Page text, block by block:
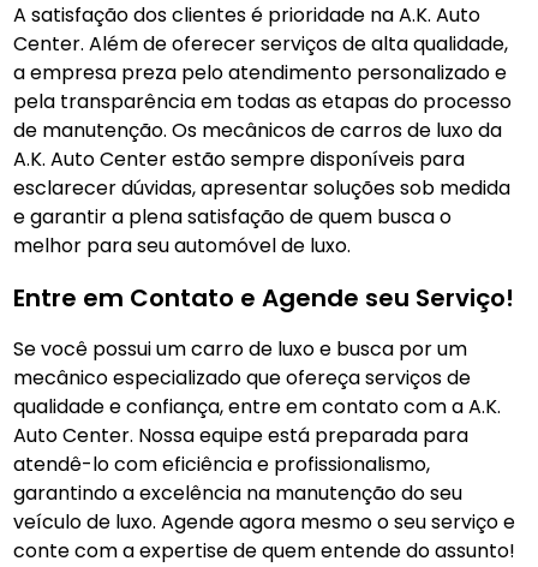
A satisfação dos clientes é prioridade na A.K. Auto
Center. Além de oferecer serviços de alta qualidade,
a empresa preza pelo atendimento personalizado e
pela transparência em todas as etapas do processo
de manutenção. Os mecânicos de carros de luxo da
A.K. Auto Center estão sempre disponíveis para
esclarecer dúvidas, apresentar soluções sob medida
e garantir a plena satisfação de quem busca o
melhor para seu automóvel de luxo.
Entre em Contato e Agende seu Serviço!
Se você possui um carro de luxo e busca por um
mecânico especializado que ofereça serviços de
qualidade e confiança, entre em contato com a A.K.
Auto Center. Nossa equipe está preparada para
atendê-lo com eficiência e profissionalismo,
garantindo a excelência na manutenção do seu
veículo de luxo. Agende agora mesmo o seu serviço e
conte com a expertise de quem entende do assunto!